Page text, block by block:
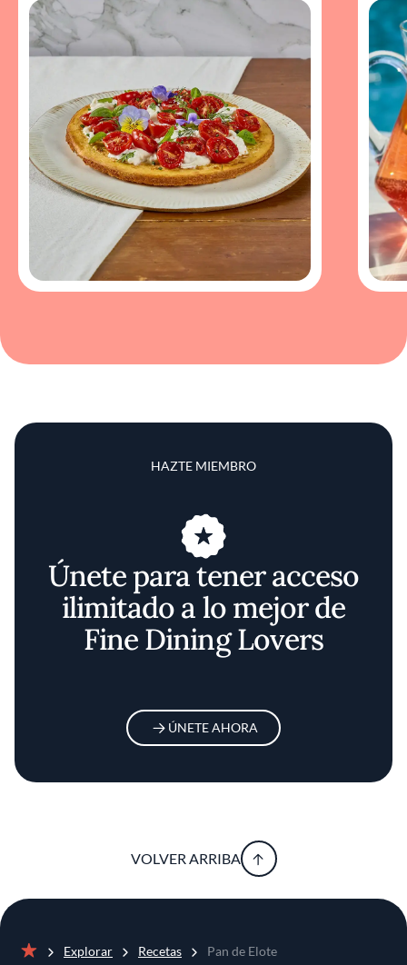
HAZTE MIEMBRO
Únete para tener acceso
ilimitado a lo mejor de
Fine Dining Lovers
ÚNETE AHORA
VOLVER ARRIBA
Explorar Recetas Pan de Elote